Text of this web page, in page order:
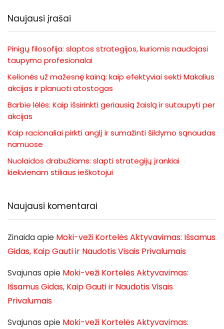
Naujausi įrašai
Pinigų filosofija: slaptos strategijos, kuriomis naudojasi
taupymo profesionalai
Kelionės už mažesnę kainą: kaip efektyviai sekti Makalius
akcijas ir planuoti atostogas
Barbie lėlės: Kaip išsirinkti geriausią žaislą ir sutaupyti per
akcijas
Kaip racionaliai pirkti anglį ir sumažinti šildymo sąnaudas
namuose
Nuolaidos drabužiams: slapti strategijų įrankiai
kiekvienam stiliaus ieškotojui
Naujausi komentarai
Zinaidaapie Moki-veži Kortelės Aktyvavimas: Išsamus
Gidas, Kaip Gauti ir Naudotis Visais Privalumais
Svajunas apie Moki-veži Kortelės Aktyvavimas:
Išsamus Gidas, Kaip Gauti ir Naudotis Visais
Privalumais
Svajunas apie Moki-veži Kortelės Aktyvavimas: